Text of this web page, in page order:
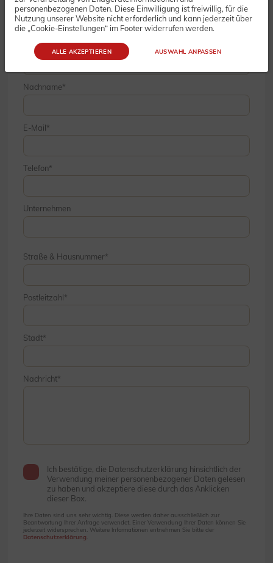
Vorname
Nachname
E-Mail
Telefon
Unternehmen
Straße & Hausnummer
Postleitzahl
Stadt
Nachricht
Ich bestätige, die Datenschutzerklärung hinsichtlich der
Verwendung meiner personenbezogener Daten gelesen
zu haben und akzeptiere diese durch das Anklicken
dieser Box.
Ihre Daten sind uns sehr wichtig. Diese werden daher ausschließlich zur
Beantwortung Ihrer Anfrage verwendet. Einer Verwendung Ihrer Daten können Sie
jederzeit widersprechen. Weitere Informationen entnehmen Sie bitte der
Datenschutzerklärung
personenbezogenen Daten. Diese Einwilligung ist freiwillig, für die
Nutzung unserer Website nicht erforderlich und kann jederzeit über
die „Cookie-Einstellungen“ im Footer widerrufen werden.
ALLE AKZEPTIEREN AUSWAHL ANPASSEN